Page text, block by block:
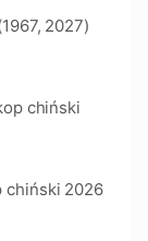
2027)
chiński
chiński 2026